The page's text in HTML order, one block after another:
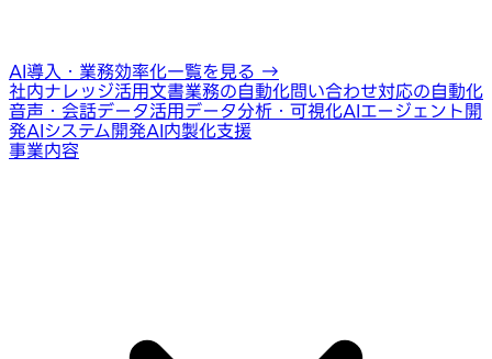
AI導入・業務効率化一覧を見る →
社内ナレッジ活用文書業務の自動化問い合わせ対応の自動化
音声・会話データ活用データ分析・可視化AIエージェント開
発AIシステム開発AI内製化支援
事業内容